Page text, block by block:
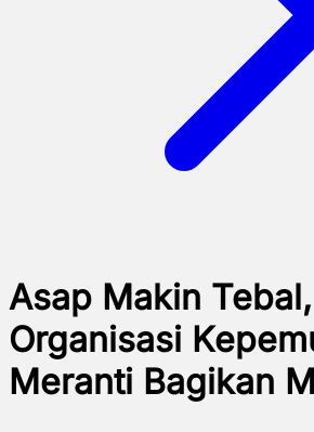
Asap Makin
Organisasi
Meranti Bagikan